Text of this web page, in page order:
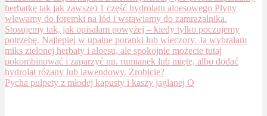
Pycha pulpety z młodej kapusty i kaszy jaglanej O